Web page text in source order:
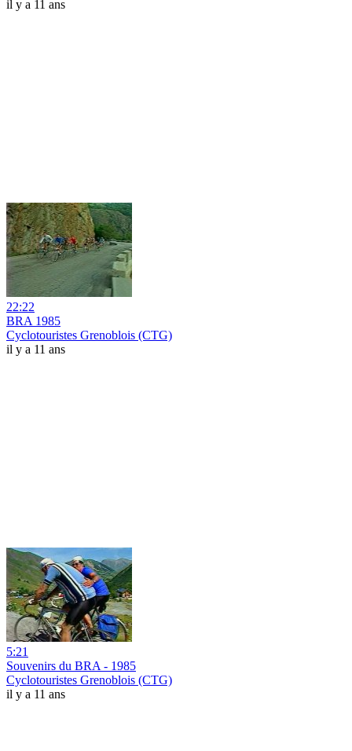
il y a 11 ans
22:22
BRA 1985
Cyclotouristes Grenoblois (CTG)
il y a 11 ans
5:21
Souvenirs du BRA - 1985
Cyclotouristes Grenoblois (CTG)
il y a 11 ans